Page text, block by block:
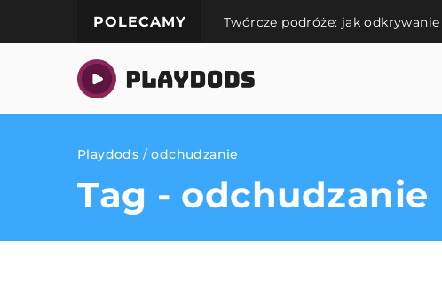
POLECAMY Twórcze podróże: jak
Playdods /odchudzanie
Tag - odchudzanie